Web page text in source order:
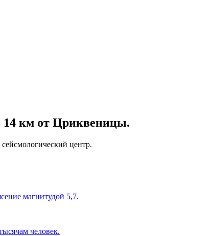
14 км от Цриквеницы.
центр.
магнитудой 5,7.
человек.